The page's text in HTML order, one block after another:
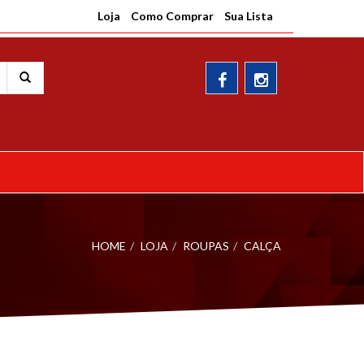
Loja Como Comprar Sua Lista
HOME LOJA ROUPAS CALÇA